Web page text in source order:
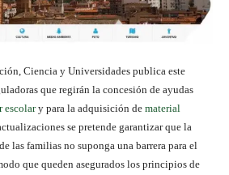
Ciencia y Universidades publica este
que regirán la concesión de ayudas
escolary para la adquisición de material
se pretende garantizar que la
las familias no suponga una barrera para el
que queden asegurados los principios de